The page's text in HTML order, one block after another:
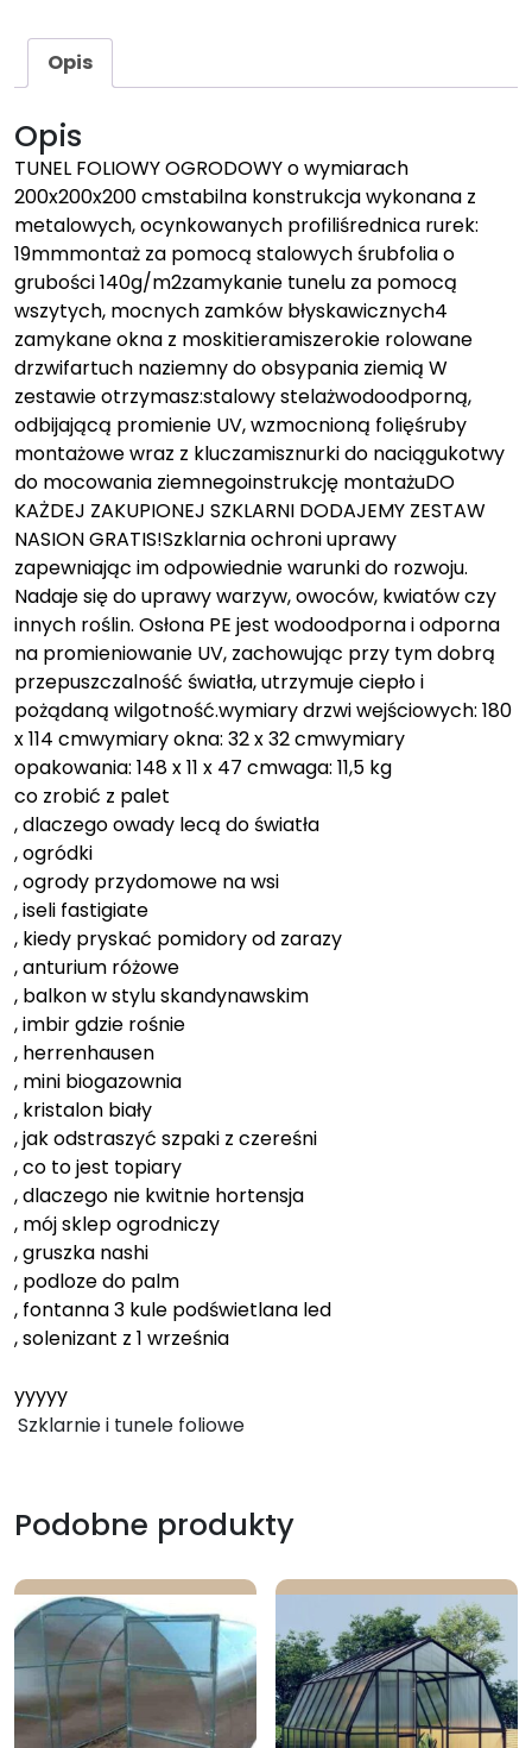
Opis
Opis
TUNEL FOLIOWY OGRODOWY o wymiarach
200x200x200 cmstabilna konstrukcja wykonana z
metalowych, ocynkowanych profiliśrednica rurek:
19mmmontaż za pomocą stalowych śrubfolia o
grubości 140g/m2zamykanie tunelu za pomocą
wszytych, mocnych zamków błyskawicznych4
zamykane okna z moskitieramiszerokie rolowane
drzwifartuch naziemny do obsypania ziemią W
zestawie otrzymasz:stalowy stelażwodoodporną,
odbijającą promienie UV, wzmocnioną folięśruby
montażowe wraz z kluczamisznurki do naciągukotwy
do mocowania ziemnegoinstrukcję montażuDO
KAŻDEJ ZAKUPIONEJ SZKLARNI DODAJEMY ZESTAW
NASION GRATIS!Szklarnia ochroni uprawy
zapewniając im odpowiednie warunki do rozwoju.
Nadaje się do uprawy warzyw, owoców, kwiatów czy
innych roślin. Osłona PE jest wodoodporna i odporna
na promieniowanie UV, zachowując przy tym dobrą
przepuszczalność światła, utrzymuje ciepło i
pożądaną wilgotność.wymiary drzwi wejściowych: 180
x 114 cmwymiary okna: 32 x 32 cmwymiary
opakowania: 148 x 11 x 47 cmwaga: 11,5 kg
co zrobić z palet
, dlaczego owady lecą do światła
, ogródki
, ogrody przydomowe na wsi
, iseli fastigiate
, kiedy pryskać pomidory od zarazy
, anturium różowe
, balkon w stylu skandynawskim
, imbir gdzie rośnie
, herrenhausen
, mini biogazownia
, kristalon biały
, jak odstraszyć szpaki z czereśni
, co to jest topiary
, dlaczego nie kwitnie hortensja
, mój sklep ogrodniczy
, gruszka nashi
, podloze do palm
, fontanna 3 kule podświetlana led
, solenizant z 1 września
yyyyy
Szklarnie i tunele foliowe
Podobne produkty